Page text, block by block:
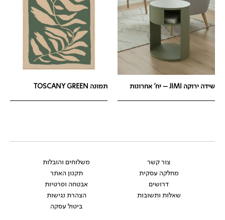
שידה ירוקה JIMI – יח' אחרונות תמונה TOSCANY GREEN
צור קשר
מחלקה עסקית
דרושים
שאלות ותשובות
משלוחים והובלות
תקנון האתר
אבטחה ופרטיות
הצהרת נגישות
ביטול עסקה